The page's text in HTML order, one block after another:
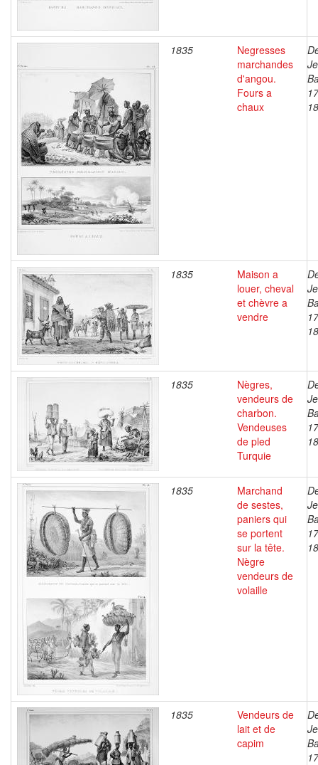
1835
Negresses
marchandes
d'angou.
Fours a
chaux
1835
Maison a
louer, cheval
et chèvre a
vendre
1835
Nègres,
vendeurs de
charbon.
Vendeuses
de pled
Turquie
1835
Marchand
de sestes,
paniers qui
se portent
sur la tête.
Nègre
vendeurs de
volaille
1835
Vendeurs de
lait et de
capim